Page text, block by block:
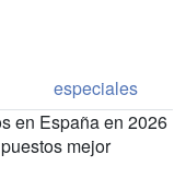
especiales
en España en 2026
mejor